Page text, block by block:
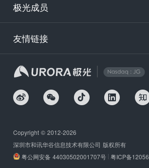
极光成员
友情链接
Copyright © 2012-2026
深圳市和讯华谷信息技术有限公司 版权所有
粤公网安备 44030502001707号 粤ICP备